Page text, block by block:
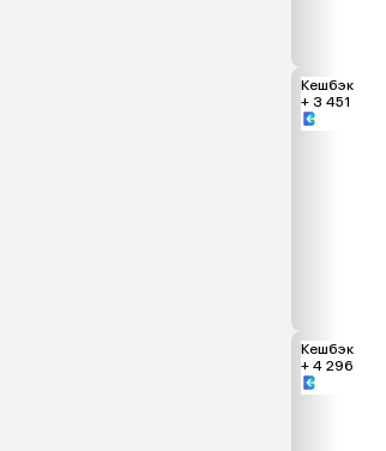
Кешбэк
+ 3 451
Кешбэк
+ 4 296